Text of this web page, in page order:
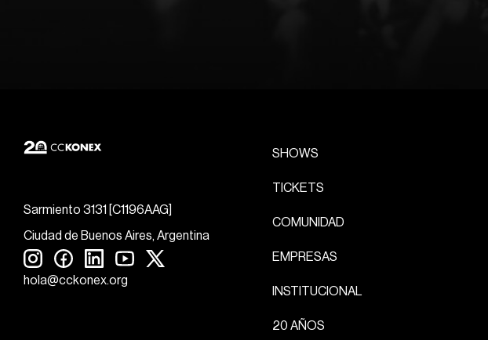
Sarmiento 3131 [C1196AAG]
Ciudad de Buenos Aires, Argentina
hola@cckonex.org
SHOWS
TICKETS
COMUNIDAD
EMPRESAS
INSTITUCIONAL
20 AÑOS